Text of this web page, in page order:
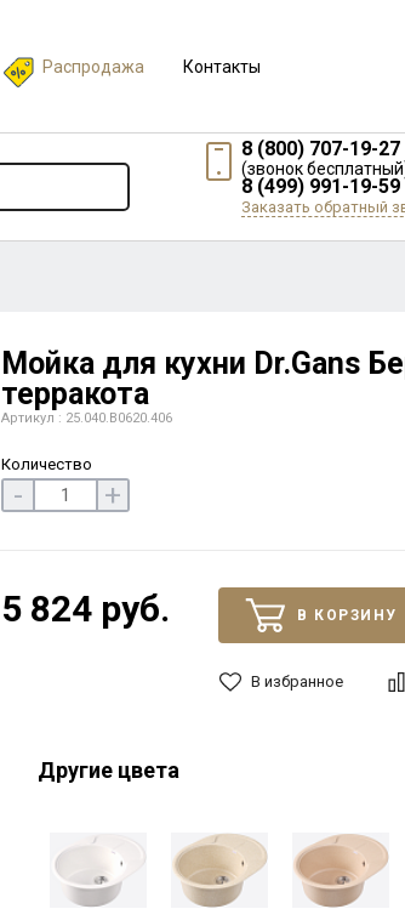
Распродажа Контакты
8 (800) 707-19-27
(звонок
8 (499) 991-19-59
Заказать обратный
Мойка для кухни Dr.Gans
терракота
Артикул : 25.040.B0620.406
Количество
- +
5 824 руб. В КОРЗИНУ
В избранное
Другие цвета